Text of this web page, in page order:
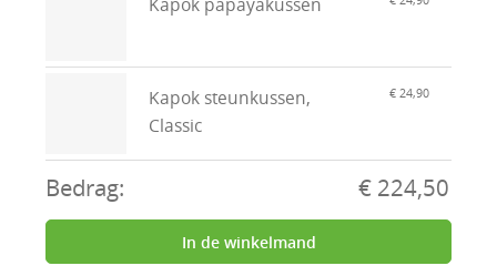
Kapok papayakussen
Kapok steunkussen,
Classic
€ 24,90
Bedrag: € 224,50
In de winkelmand